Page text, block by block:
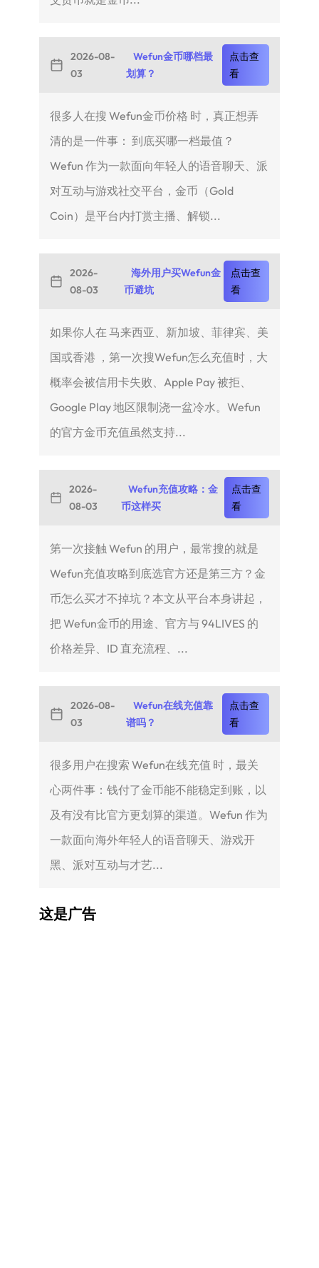
2026-08-
03
Wefun金币哪档最
划算？
点击查
看
很多人在搜 Wefun金币价格 时，真正想弄
清的是一件事： 到底买哪一档最值？
Wefun 作为一款面向年轻人的语音聊天、派
对互动与游戏社交平台，金币（Gold
Coin）是平台内打赏主播、解锁...
2026-
08-03
海外用户买Wefun金
币避坑
点击查
看
如果你人在 马来西亚、新加坡、菲律宾、美
国或香港 ，第一次搜Wefun怎么充值时，大
概率会被信用卡失败、Apple Pay 被拒、
Google Play 地区限制浇一盆冷水。Wefun
的官方金币充值虽然支持...
2026-
08-03
Wefun充值攻略：金
币这样买
点击查
看
第一次接触 Wefun 的用户，最常搜的就是
Wefun充值攻略到底选官方还是第三方？金
币怎么买才不掉坑？本文从平台本身讲起，
把 Wefun金币的用途、官方与 94LIVES 的
价格差异、ID 直充流程、...
2026-08-
03
Wefun在线充值靠
谱吗？
点击查
看
很多用户在搜索 Wefun在线充值 时，最关
心两件事：钱付了金币能不能稳定到账，以
及有没有比官方更划算的渠道。Wefun 作为
一款面向海外年轻人的语音聊天、游戏开
黑、派对互动与才艺...
这是广告